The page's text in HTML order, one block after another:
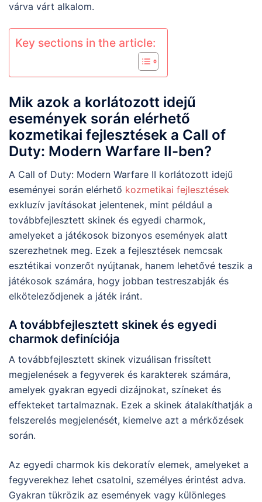
várva várt alkalom.
Key sections in the article:
Mik azok a korlátozott idejű
események során elérhető
kozmetikai fejlesztések a Call of
Duty: Modern Warfare II-ben?
A Call of Duty: Modern Warfare II korlátozott idejű
eseményei során elérhető kozmetikai fejlesztések
exkluzív javításokat jelentenek, mint például a
továbbfejlesztett skinek és egyedi charmok,
amelyeket a játékosok bizonyos események alatt
szerezhetnek meg. Ezek a fejlesztések nemcsak
esztétikai vonzerőt nyújtanak, hanem lehetővé teszik a
játékosok számára, hogy jobban testreszabják és
elköteleződjenek a játék iránt.
A továbbfejlesztett skinek és egyedi
charmok definíciója
A továbbfejlesztett skinek vizuálisan frissített
megjelenések a fegyverek és karakterek számára,
amelyek gyakran egyedi dizájnokat, színeket és
effekteket tartalmaznak. Ezek a skinek átalakíthatják a
felszerelés megjelenését, kiemelve azt a mérkőzések
során.
Az egyedi charmok kis dekoratív elemek, amelyeket a
fegyverekhez lehet csatolni, személyes érintést adva.
Gyakran tükrözik az események vagy különleges